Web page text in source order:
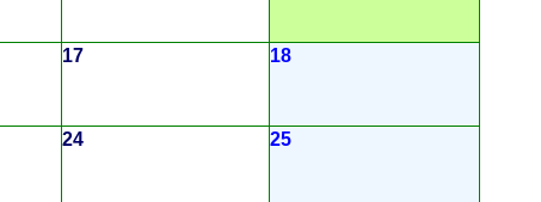
17 18
24 25